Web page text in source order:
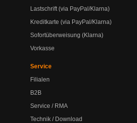
Lastschrift (via PayPal/Klarna)
Kreditkarte (via PayPal/Klarna)
Sofortüberweisung (Klarna)
Vorkasse
Service
Filialen
B2B
Service / RMA
Technik / Download